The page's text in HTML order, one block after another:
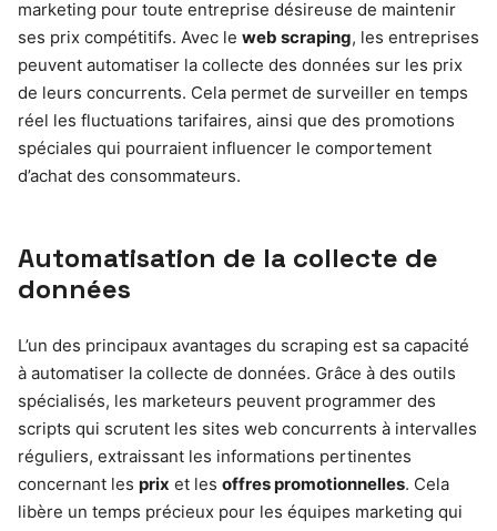
marketing pour toute entreprise désireuse de maintenir
ses prix compétitifs. Avec le web scraping, les entreprises
peuvent automatiser la collecte des données sur les prix
de leurs concurrents. Cela permet de surveiller en temps
réel les fluctuations tarifaires, ainsi que des promotions
spéciales qui pourraient influencer le comportement
d’achat des consommateurs.
Automatisation de la collecte de
données
L’un des principaux avantages du scraping est sa capacité
à automatiser la collecte de données. Grâce à des outils
spécialisés, les marketeurs peuvent programmer des
scripts qui scrutent les sites web concurrents à intervalles
réguliers, extraissant les informations pertinentes
concernant les prix et les offres promotionnelles. Cela
libère un temps précieux pour les équipes marketing qui